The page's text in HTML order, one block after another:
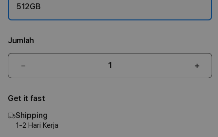
512GB
Jumlah
Kurangi
jumlah
24-
inch
iMac
with
Get it fast
Shipping
1-2 Hari Kerja